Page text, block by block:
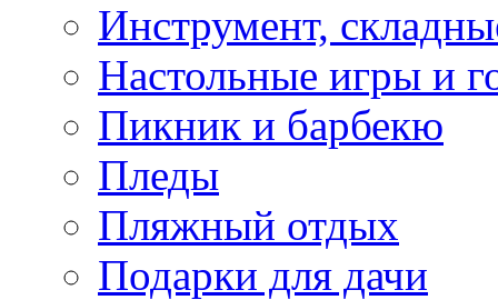
Инструмент,
Настольные игры и
Пикник и барбекю
Пледы
Пляжный отдых
Подарки для дачи